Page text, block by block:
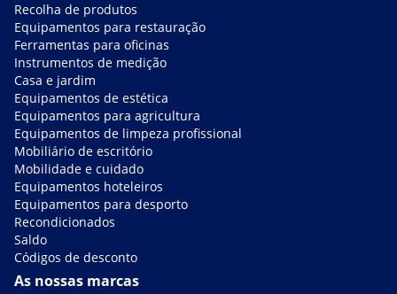
Recolha de produtos
Equipamentos para restauração
Ferramentas para oficinas
Instrumentos de medição
Casa e jardim
Equipamentos de estética
Equipamentos para agricultura
Equipamentos de limpeza profissional
Mobiliário de escritório
Mobilidade e cuidado
Equipamentos hoteleiros
Equipamentos para desporto
Recondicionados
Saldo
Códigos de desconto
As nossas marcas